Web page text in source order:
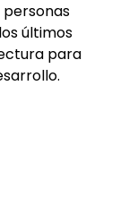
últimos
para